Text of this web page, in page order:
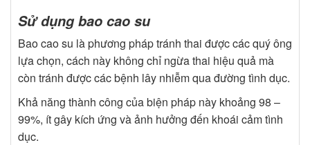
Sử dụng bao cao su
Bao cao su là phương pháp tránh thai được các quý ông
lựa chọn, cách này không chỉ ngừa thai hiệu quả mà
còn tránh được các bệnh lây nhiễm qua đường tình dục.
Khả năng thành công của biện pháp này khoảng 98 –
99%, ít gây kích ứng và ảnh hưởng đến khoái cảm tình
dục.